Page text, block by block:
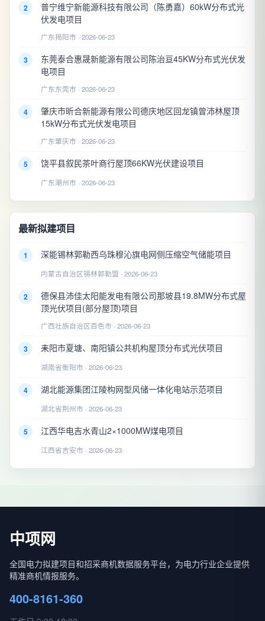
2
普宁维宁新能源科技有限公司（陈勇嘉）60kW分布式光
伏发电项目
广东揭阳市 · 2026-06-23
3
东莞泰合惠晟新能源有限公司陈治亘45KW分布式光伏发
电项目
广东东莞市 · 2026-06-23
4
肇庆市昕合新能源有限公司德庆地区回龙镇曾沛林屋顶
15kW分布式光伏发电项目
广东肇庆市 · 2026-06-23
5 饶平县叙民茶叶商行屋顶66KW光伏建设项目
广东潮州市 · 2026-06-23
最新拟建项目
1 深能锡林郭勒西乌珠穆沁旗电网侧压缩空气储能项目
内蒙古自治区锡林郭勒盟 · 2026-06-23
2
德保县沛佳太阳能发电有限公司那坡县19.8MW分布式屋
顶光伏项目(部分屋顶)项目
广西壮族自治区百色市 · 2026-06-23
3 耒阳市夏塘、南阳镇公共机构屋顶分布式光伏项目
湖南省衡阳市 · 2026-06-23
4 湖北能源集团江陵构网型风储一体化电站示范项目
湖北省荆州市 · 2026-06-23
5 江西华电吉水青山2×1000MW煤电项目
江西省吉安市 · 2026-06-23
中项网
全国电力拟建项目和招采商机数据服务平台，为电力行业企业提供
精准商机情报服务。
400-8161-360